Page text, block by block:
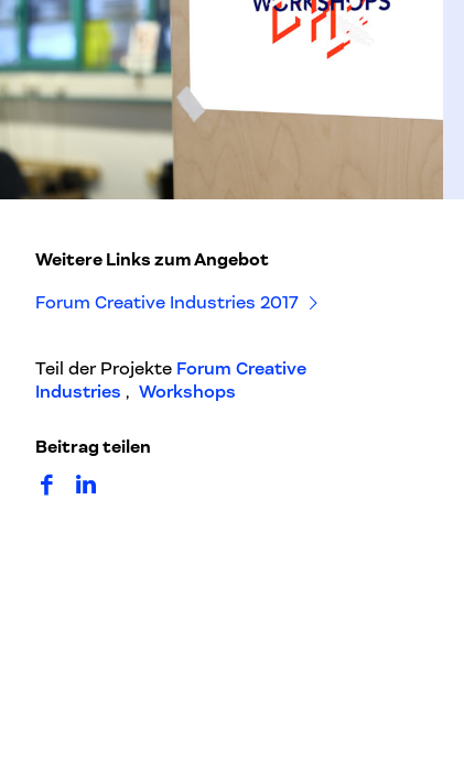
Weitere Links zum Angebot
Forum Creative Industries 2017
Teil der Projekte Forum Creative
Industries , Workshops
Beitrag teilen
auf Facebook teilen
auf LinkedIn teilen